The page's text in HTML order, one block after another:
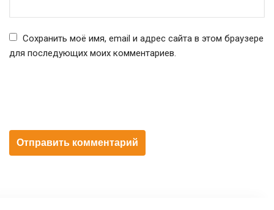
Сохранить моё имя, email и адрес сайта в этом браузере
для последующих моих комментариев.